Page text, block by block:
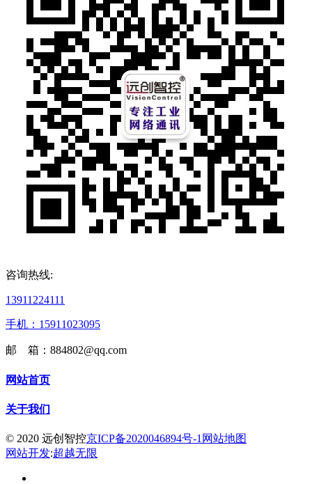
咨询热线:
13911224111
手机：15911023095
邮 箱：884802@qq.com
网站首页
关于我们
© 2020 远创智控京ICP备2020046894号-1 网站地图
网站开发:超越无限